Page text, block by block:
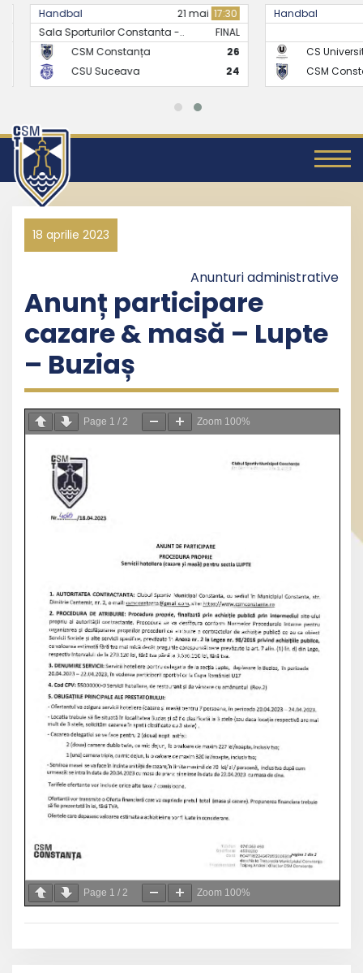
Handbal 21 mai17:30
Sala Sporturilor Constanta -..
FINAL
CSM Constanța
CSU Suceava
Handbal
CS
CSM
18 aprilie 2023
Anunturi administrative
Anunț participare
cazare & masă – Lupte
– Buziaș
Page 1 / 2 Zoom 100%
Page 1 / 2 Zoom 100%